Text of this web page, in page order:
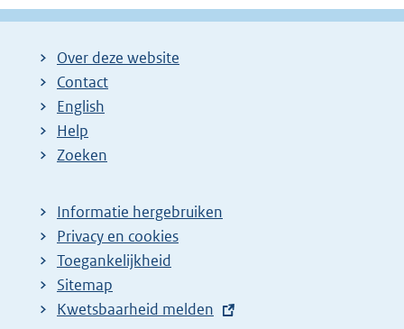
Over deze website
Contact
English
Help
Zoeken
Informatie hergebruiken
Privacy en cookies
Toegankelijkheid
Sitemap
E
Kwetsbaarheid melden